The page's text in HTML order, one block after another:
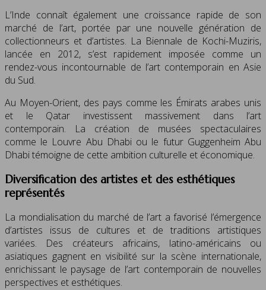
L’Inde connaît également une croissance rapide de son
marché de l’art, portée par une nouvelle génération de
collectionneurs et d’artistes. La Biennale de Kochi-Muziris,
lancée en 2012, s’est rapidement imposée comme un
rendez-vous incontournable de l’art contemporain en Asie
du Sud.
Au Moyen-Orient, des pays comme les Émirats arabes unis
et le Qatar investissent massivement dans l’art
contemporain. La création de musées spectaculaires
comme le Louvre Abu Dhabi ou le futur Guggenheim Abu
Dhabi témoigne de cette ambition culturelle et économique.
Diversification des artistes et des esthétiques
représentés
La mondialisation du marché de l’art a favorisé l’émergence
d’artistes issus de cultures et de traditions artistiques
variées. Des créateurs africains, latino-américains ou
asiatiques gagnent en visibilité sur la scène internationale,
enrichissant le paysage de l’art contemporain de nouvelles
perspectives et esthétiques.